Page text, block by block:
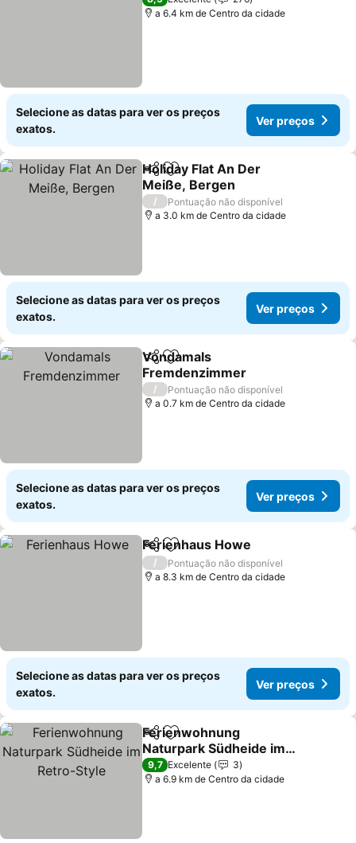
a 6.4 km de Centro da cidade
Selecione as datas para ver os preços
exatos.
Ver preços
PartilharAdicionar aos favoritos
Holiday Flat An Der
Meiße, Bergen
Ver preços
/
Pontuação não disponível
a 3.0 km de Centro da cidade
Selecione as datas para ver os preços
exatos.
Ver preços
PartilharAdicionar aos favoritos
Vondamals
Fremdenzimmer
Ver preços
/
Pontuação não disponível
a 0.7 km de Centro da cidade
Selecione as datas para ver os preços
exatos.
Ver preços
PartilharAdicionar aos favoritos
Ferienhaus Howe
/
Pontuação não disponível
a 8.3 km de Centro da cidade
Selecione as datas para ver os preços
exatos.
Ver preços
PartilharAdicionar aos favoritos
Ferienwohnung
Naturpark Südheide im
Retro-Style
Ver preços
9,7 Excelente
3
a 6.9 km de Centro da cidade